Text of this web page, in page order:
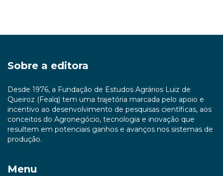
Sobre a editora
Desde 1976, a Fundação de Estudos Agrários Luiz de
Queiroz (Fealq) tem uma trajetória marcada pelo apoio e
incentivo ao desenvolvimento de pesquisas científicas, aos
conceitos do Agronegócio, tecnologia e inovação que
resultem em potenciais ganhos e avanços nos sistemas de
produção.
Menu